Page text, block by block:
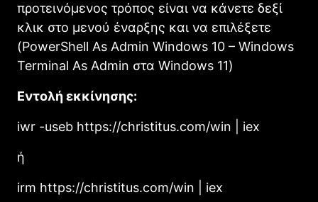
προτεινόμενος τρόπος είναι να κάνετε δεξί
κλικ στο μενού έναρξης και να επιλέξετε
(PowerShell As Admin Windows 10 – Windows
Terminal As Admin στα Windows 11)
Εντολή εκκίνησης:
iwr -useb https://christitus.com/win | iex
ή
irm https://christitus.com/win | iex